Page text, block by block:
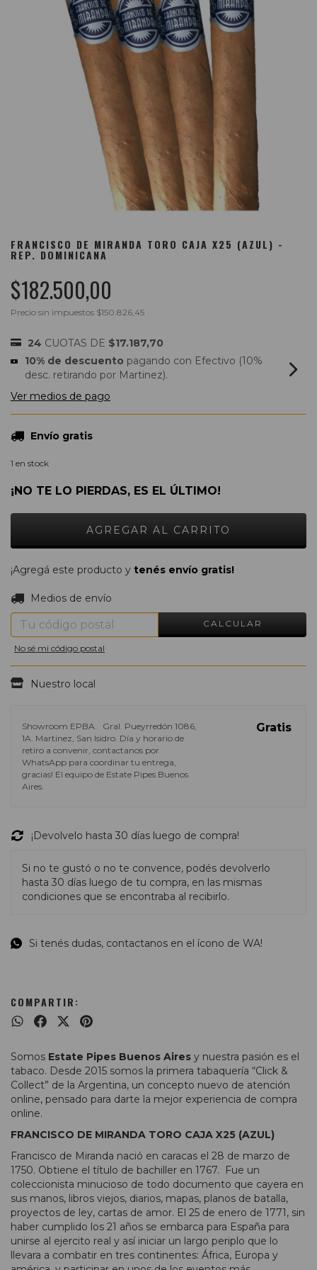
FRANCISCO DE MIRANDA TORO CAJA X25 (AZUL) -
REP. DOMINICANA
$182.500,00
Precio sin impuestos $150.826,45
24 CUOTAS DE $17.187,70
10% de descuento pagando con Efectivo (10%
desc. retirando por Martinez).
Ver medios de pago
Envío gratis
1 en stock
¡NO TE LO PIERDAS, ES EL ÚLTIMO!
¡Agregá este producto y tenés envío gratis!
Entregas para el CP:
Medios de envío
CALCULAR
No sé mi código postal
Nuestro local
Showroom EPBA.
Gral. Pueyrredón 1086,
1A. Martinez, San Isidro. Día y horario de
retiro a convenir, contactanos por
WhatsApp para coordinar tu entrega,
gracias! El equipo de Estate Pipes Buenos
Aires.
Gratis
¡Devolvelo hasta 30 días luego de compra!
Si no te gustó o no te convence, podés devolverlo
hasta 30 días luego de tu compra, en las mismas
condiciones que se encontraba al recibirlo.
Si tenés dudas, contactanos en el ícono de WA!
COMPARTIR:
Somos Estate Pipes Buenos Aires y nuestra pasión es el
tabaco. Desde 2015 somos la primera tabaquería “Click &
Collect” de la Argentina, un concepto nuevo de atención
online, pensado para darte la mejor experiencia de compra
online.
FRANCISCO DE MIRANDA TORO CAJA X25 (AZUL)
Francisco de Miranda nació en caracas el 28 de marzo de
1750. Obtiene el título de bachiller en 1767. Fue un
coleccionista minucioso de todo documento que cayera en
sus manos, libros viejos, diarios, mapas, planos de batalla,
proyectos de ley, cartas de amor. El 25 de enero de 1771, sin
haber cumplido los 21 años se embarca para España para
unirse al ejercito real y así iniciar un largo periplo que lo
llevara a combatir en tres continentes: África, Europa y